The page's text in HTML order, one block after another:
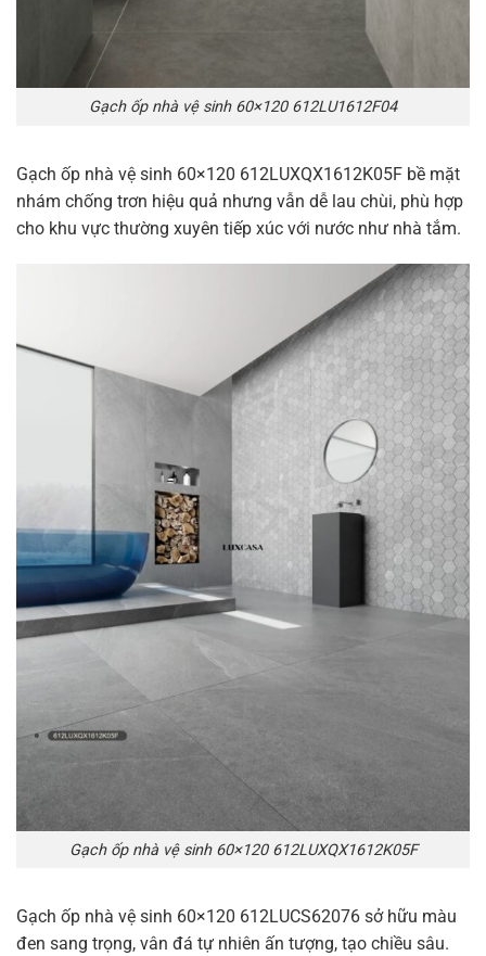
Gạch ốp nhà vệ sinh 60×120 612LU1612F04
Gạch ốp nhà vệ sinh 60×120 612LUXQX1612K05F bề mặt
nhám chống trơn hiệu quả nhưng vẫn dễ lau chùi, phù hợp
cho khu vực thường xuyên tiếp xúc với nước như nhà tắm.
Gạch ốp nhà vệ sinh 60×120 612LUXQX1612K05F
Gạch ốp nhà vệ sinh 60×120 612LUCS62076 sở hữu màu
đen sang trọng, vân đá tự nhiên ấn tượng, tạo chiều sâu.